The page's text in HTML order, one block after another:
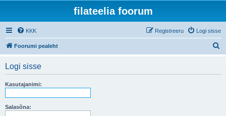
filateelia foorum
KKK Logi sisse
Registreeru
Foorumi pealeht
Logi sisse
Kasutajanimi:
Salasõna: